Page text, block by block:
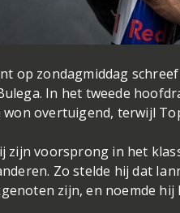
op zondagmiddag
In het tweede
won overtuigend, terwijl
zijn voorsprong in het
Zo stelde hij dat
zijn, en noemde hij